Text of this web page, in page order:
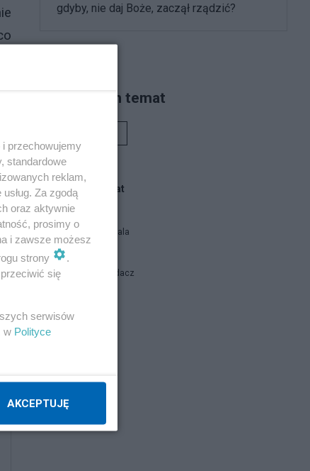
gdyby, nie daj Boże, zaczął rządzić?
Piszą na ten temat
Blogi na ten temat
Siukum Balala
Stary Wyjadacz
report
przechowujemy
standardowe
reklam,
Za zgodą
oraz aktywnie
prosimy o
i zawsze możesz
strony
.
się
serwisów
w Polityce
AKCEPTUJĘ